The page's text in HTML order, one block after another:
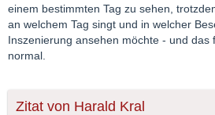
einem bestimmten Tag zu sehen,
an welchem Tag singt und in welcher
Inszenierung ansehen möchte - und das
normal.
Zitat von Harald Kral